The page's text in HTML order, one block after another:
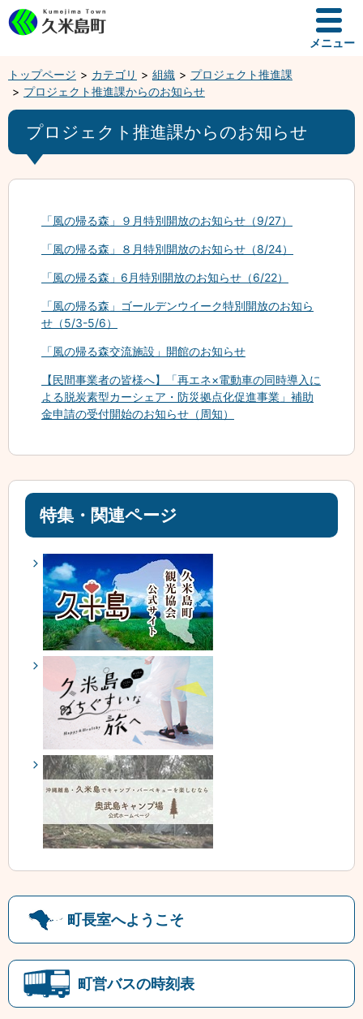
メニュー
トップページ カテゴリ 組織
プロジェクト推進課
プロジェクト推進課からのお知らせ
プロジェクト推進課からのお知らせ
「風の帰る森」９月特別開放のお知らせ（9/27）
「風の帰る森」８月特別開放のお知らせ（8/24）
「風の帰る森」6月特別開放のお知らせ（6/22）
「風の帰る森」ゴールデンウイーク特別開放のお知ら
せ（5/3-5/6）
「風の帰る森交流施設」開館のお知らせ
【民間事業者の皆様へ】「再エネ×電動車の同時導入に
よる脱炭素型カーシェア・防災拠点化促進事業」補助
金申請の受付開始のお知らせ（周知）
特集・関連ページ
町長室へようこそ
町営バスの時刻表